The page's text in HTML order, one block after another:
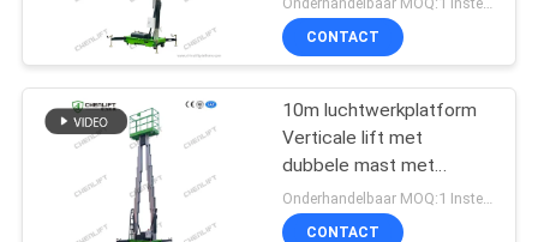
CONTACT
10m luchtwerkplatform
Verticale lift met
dubbele mast met
verlengplatform
CONTACT